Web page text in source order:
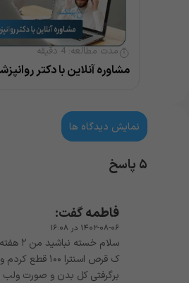
مدت مطالعه:4 دقیقه
نمایش دیدگاه ها
۵ پاسخ
فاطمهگفت:
۱۴۰۲-۰۸-۰۶ در ۱۶:۰۸
سلام
ک قرص اسنترا ۱۰۰
برگرفتی کل بدن و صورت